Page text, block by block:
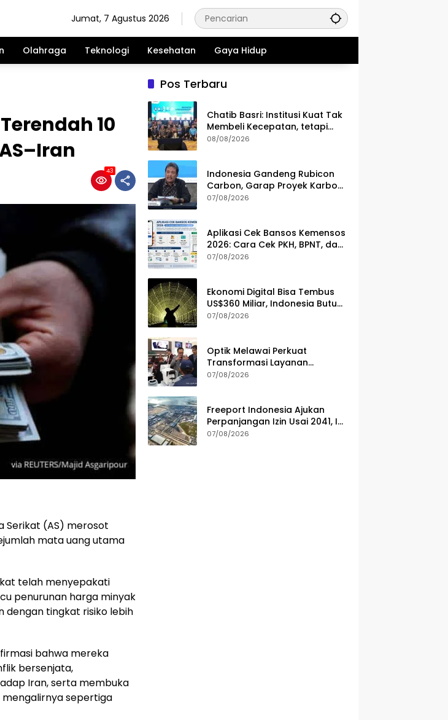
Jumat, 7 Agustus 2026
Olahraga Teknologi Kesehatan Gaya Hidup
10
43
Serikat (AS) merosot
mata uang utama
telah menyepakati
penurunan harga minyak
tingkat risiko lebih
bahwa mereka
bersenjata,
Iran, serta membuka
sepertiga
Pos Terbaru
Chatib Basri: Institusi Kuat Tak
Membeli Kecepatan, tetapi
Ketahanan Ekonomi
08/08/2026
Indonesia Gandeng Rubicon
Carbon, Garap Proyek Karbon
Biru 70.000 Hektare
07/08/2026
Aplikasi Cek Bansos Kemensos
2026: Cara Cek PKH, BPNT, dan
PBI-JKN Lewat HP
07/08/2026
Ekonomi Digital Bisa Tembus
US$360 Miliar, Indonesia Butuh
Strategi Talenta Nasional
07/08/2026
Optik Melawai Perkuat
Transformasi Layanan
Kesehatan Mata
07/08/2026
Freeport Indonesia Ajukan
Perpanjangan Izin Usai 2041, Ini
Alasannya
07/08/2026